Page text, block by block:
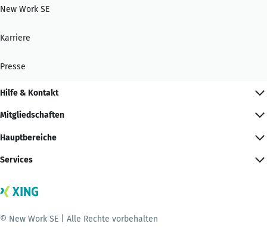
New Work SE
Karriere
Presse
Hilfe & Kontakt
Mitgliedschaften
Hauptbereiche
Services
© New Work SE | Alle Rechte vorbehalten